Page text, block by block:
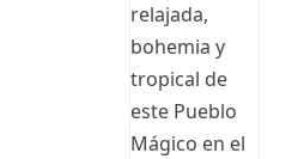
relajada,
bohemia y
tropical de
este Pueblo
Mágico en el